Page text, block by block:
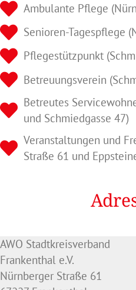
Ambulante Pflege
Senioren-Tagespflege
Pflegestützpunkt
Betreuungsverein
Betreutes
und Schmiedgasse 47)
Veranstaltungen und
Straße 61 und
AWO Stadtkreisverband
Frankenthal e.V.
Nürnberger Straße 61